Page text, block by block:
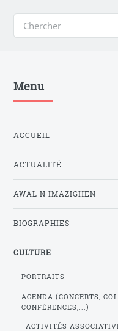
Menu
ACCUEIL
ACTUALITÉ
AWAL N IMAZIGHEN
BIOGRAPHIES
CULTURE
PORTRAITS
AGENDA (CONCERTS,
CONFÈRENCES,...)
ACTIVITÉS